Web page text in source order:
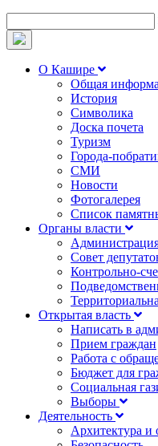
О Кашире
Общая
История
Символика
Доска почета
Туризм
Города-
СМИ
Новости
Фотогалерея
Список
Органы власти
Совет
Контрольно-
Открытая власть
Написать в
Прием граждан
Работа с
Бюджет для
Социальная
Выборы
Деятельность
Архитектура и